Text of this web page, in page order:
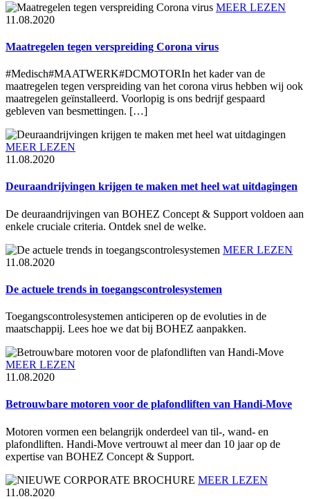
MEER LEZEN
11.08.2020
Maatregelen tegen verspreiding Corona virus
#Medisch#MAATWERK#DCMOTORIn het kader van de
maatregelen tegen verspreiding van het corona virus hebben wij ook
maatregelen geïnstalleerd. Voorlopig is ons bedrijf gespaard
gebleven van besmettingen. […]
MEER LEZEN
11.08.2020
Deuraandrijvingen krijgen te maken met heel wat uitdagingen
De deuraandrijvingen van BOHEZ Concept & Support voldoen aan
enkele cruciale criteria. Ontdek snel de welke.
MEER LEZEN
11.08.2020
De actuele trends in toegangscontrolesystemen
Toegangscontrolesystemen anticiperen op de evoluties in de
maatschappij. Lees hoe we dat bij BOHEZ aanpakken.
MEER LEZEN
11.08.2020
Betrouwbare motoren voor de plafondliften van Handi-Move
Motoren vormen een belangrijk onderdeel van til-, wand- en
plafondliften. Handi-Move vertrouwt al meer dan 10 jaar op de
expertise van BOHEZ Concept & Support.
MEER LEZEN
11.08.2020